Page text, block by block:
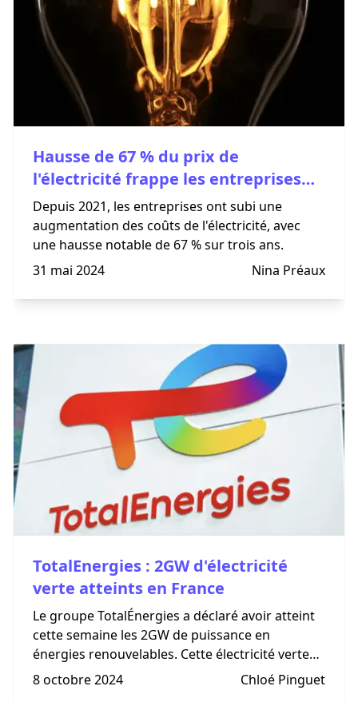
Hausse de 67 % du prix de
l'électricité frappe les entreprises
depuis 3 ans
Depuis 2021, les entreprises ont subi une
augmentation des coûts de l'électricité, avec
une hausse notable de 67 % sur trois ans.
31 mai 2024
Nina Préaux
TotalEnergies : 2GW d'électricité
verte atteints en France
Le groupe TotalÉnergies a déclaré avoir atteint
cette semaine les 2GW de puissance en
énergies renouvelables. Cette électricité verte
devrait pouvoir répondre aux besoins d’1,8
million de personnes dans l’Hexagone. Le géant
8 octobre 2024 Chloé Pinguet